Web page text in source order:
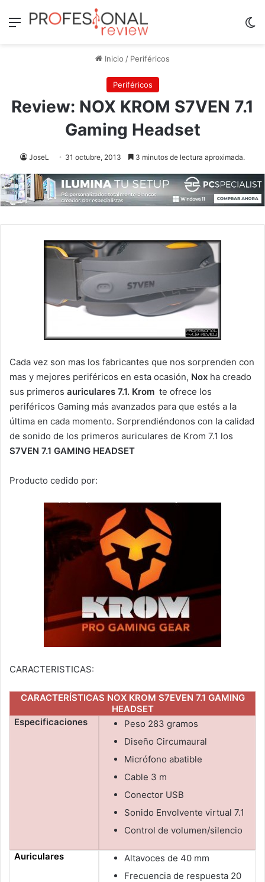
Menú
Inicio / Periféricos
Periféricos
Review: NOX KROM S7VEN 7.1
Gaming Headset
JoseL 31 octubre, 2013 3 minutos de lectura aproximada.
Cada vez son mas los fabricantes que nos sorprenden con
mas y mejores periféricos en esta ocasión, Nox ha creado
sus primeros auriculares 7.1. Krom te ofrece los
periféricos Gaming más avanzados para que estés a la
última en cada momento. Sorprendiéndonos con la calidad
de sonido de los primeros auriculares de Krom 7.1 los
S7VEN 7.1 GAMING HEADSET
Producto cedido por:
CARACTERISTICAS:
CARACTERÍSTICAS NOX KROM S7EVEN 7.1 GAMING
HEADSET
Especificaciones
Peso 283 gramos
Diseño Circumaural
Micrófono abatible
Cable 3 m
Conector USB
Sonido Envolvente virtual 7.1
Control de volumen/silencio
Auriculares
Altavoces de 40 mm
Frecuencia de respuesta 20